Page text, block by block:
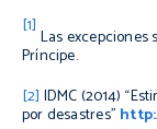
[1] Las excepciones
Príncipe.
[2] IDMC (2014)
por desastres”